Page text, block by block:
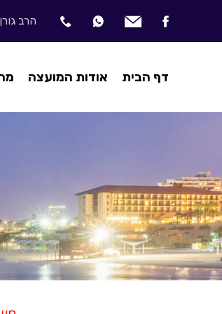
הרב גורן 7 | הרצליה
דף הבית אודות המועצה